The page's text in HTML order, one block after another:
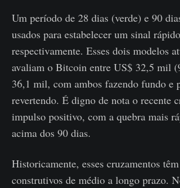
Um período de 28 dias (verde) e 90
usados ​​para estabelecer um sinal
respectivamente. Esses dois modelos
avaliam o Bitcoin entre US$ 32,5 mil
36,1 mil, com ambos fazendo fundo e
revertendo. É digno de nota o recente
impulso positivo, com a quebra mais
acima dos 90 dias.
Historicamente, esses cruzamentos
construtivos de médio a longo prazo.